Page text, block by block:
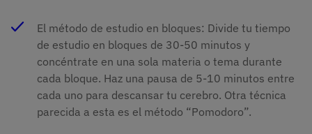
El método de estudio en bloques: Divide tu tiempo
de estudio en bloques de 30-50 minutos y
concéntrate en una sola materia o tema durante
cada bloque. Haz una pausa de 5-10 minutos entre
cada uno para descansar tu cerebro. Otra técnica
parecida a esta es el método “Pomodoro”.